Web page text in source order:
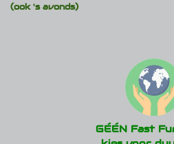
(ook 's avonds)
GÉÉN Fast